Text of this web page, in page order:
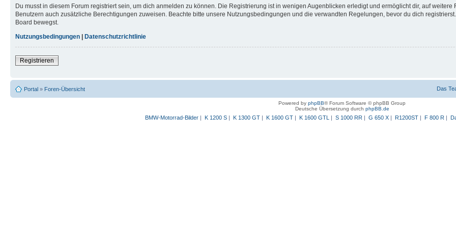
Du musst in diesem Forum registriert sein, um dich anmelden zu können. Die Registrierung ist in wenigen Augenblicken erledigt und ermöglicht dir, auf
Benutzern auch zusätzliche Berechtigungen zuweisen. Beachte bitte unsere Nutzungsbedingungen und die verwandten Regelungen, bevor du dich
Board bewegst.
Nutzungsbedingungen
Datenschutzrichtlinie
Registrieren
Portal » Foren-Übersicht Das
Powered by phpBB® Forum Software © phpBB Group
Deutsche Übersetzung durch phpBB.de
BMW-Motorrad-Bilder| K 1200 S| K 1300 GT| K 1600 GT| K 1600 GTL | S 1000 RR | G 650 X| R1200ST| F 800 R |